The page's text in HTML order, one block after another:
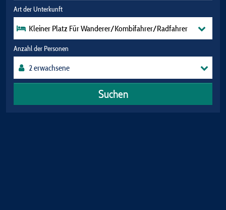
Art der Unterkunft
Kleiner Platz Für Wanderer/Kombifahrer/Radfahrer
Anzahl der Personen
Suchen